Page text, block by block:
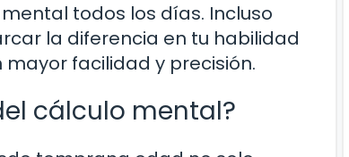
todos los días. Incluso
la diferencia en tu habilidad
facilidad y precisión.
cálculo mental?